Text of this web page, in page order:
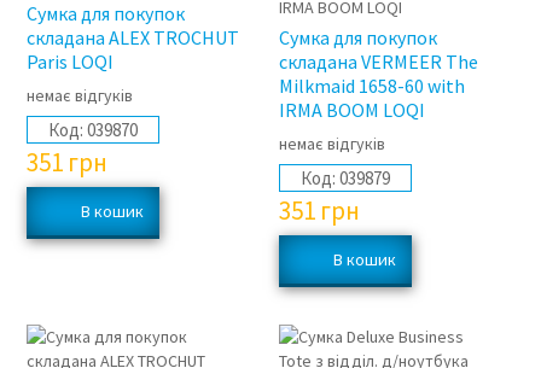
Сумка для покупок
складана ALEX TROCHUT
Paris LOQI
немає відгуків
Код: 039870
351 грн
Сумка для покупок
складана VERMEER The
Milkmaid 1658-60 with
IRMA BOOM LOQI
немає відгуків
Код: 039879
351 грн